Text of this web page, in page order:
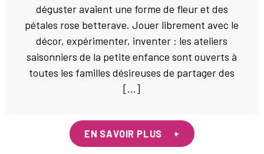
déguster avaient une forme de fleur et des
pétales rose betterave. Jouer librement avec le
décor, expérimenter, inventer : les ateliers
saisonniers de la petite enfance sont ouverts à
toutes les familles désireuses de partager des
[…]
EN SAVOIR PLUS